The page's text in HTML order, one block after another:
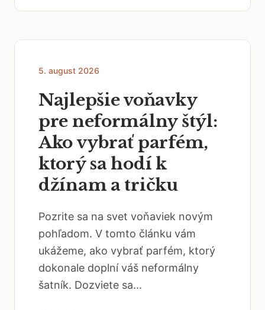
5. august 2026
Najlepšie voňavky
pre neformálny štýl:
Ako vybrať parfém,
ktorý sa hodí k
džínam a tričku
Pozrite sa na svet voňaviek novým
pohľadom. V tomto článku vám
ukážeme, ako vybrať parfém, ktorý
dokonale doplní váš neformálny
šatník. Dozviete sa...